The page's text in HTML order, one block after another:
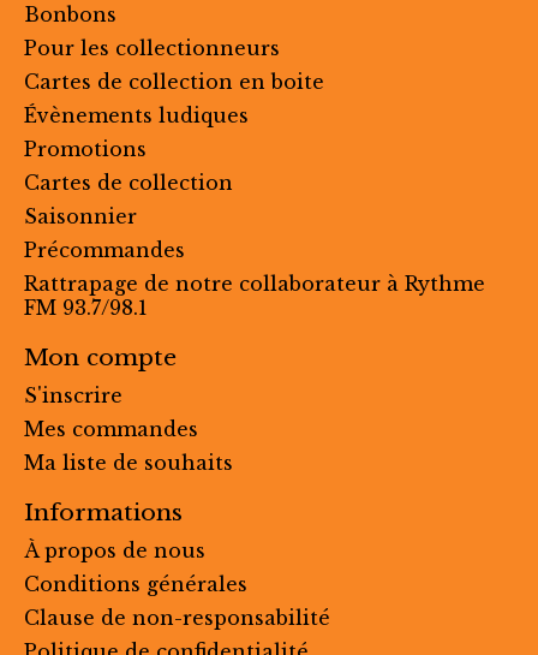
Bonbons
Pour les collectionneurs
Cartes de collection en boite
Évènements ludiques
Promotions
Cartes de collection
Saisonnier
Précommandes
Rattrapage de notre collaborateur à Rythme
FM 93.7/98.1
Mon compte
S'inscrire
Mes commandes
Ma liste de souhaits
Informations
À propos de nous
Conditions générales
Clause de non-responsabilité